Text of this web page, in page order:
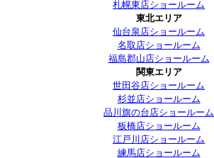
札幌東店ショールーム
東北エリア
仙台泉店ショールーム
名取店ショールーム
福島郡山店ショールーム
関東エリア
世田谷店ショールーム
杉並店ショールーム
品川旗の台店ショールーム
板橋店ショールーム
江戸川店ショールーム
練馬店ショールーム